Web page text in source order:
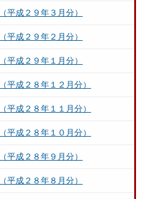
平成２９年３月分）
平成２９年２月分）
平成２９年１月分）
平成２８年１２月分）
平成２８年１１月分）
平成２８年１０月分）
平成２８年９月分）
平成２８年８月分）